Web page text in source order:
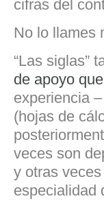
cifras del
No lo llames
“Las siglas”
de apoyo
experiencia
(hojas de
veces son
y otras
especialidad